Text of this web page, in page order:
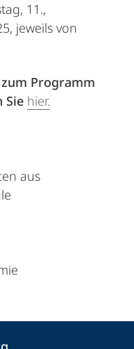
11.,
jeweils von
Programm
Sie hier.
aus